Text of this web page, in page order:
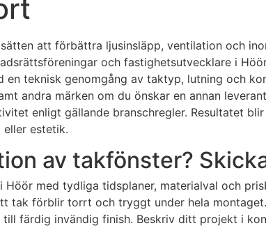
att förbättra ljusinsläpp, ventilation och
och fastighetsutvecklare i
teknisk genomgång av taktyp, lutning och
andra märken om du önskar en annan
enligt gällande branschregler. Resultatet
eller estetik.
av takfönster?
med tydliga tidsplaner, materialval och
tak förblir torrt och tryggt under hela
färdig invändig finish. Beskriv ditt projekt i